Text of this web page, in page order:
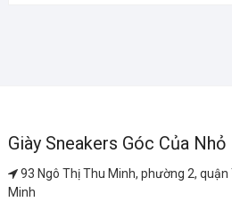
Giày Sneakers Góc Của Nhỏ
93 Ngô Thị Thu Minh, phường 2,
Minh